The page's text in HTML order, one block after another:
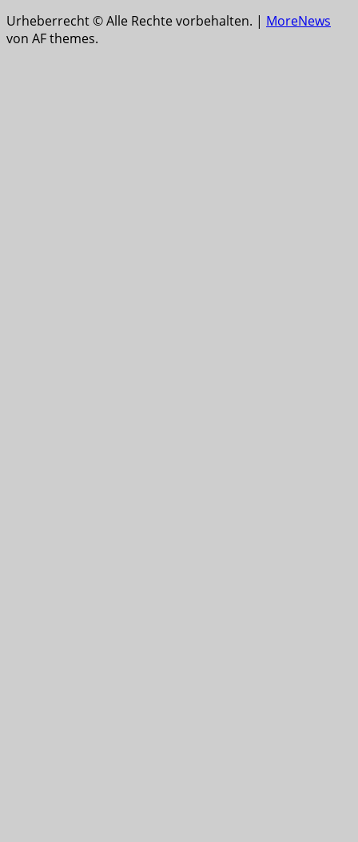
Urheberrecht © Alle Rechte vorbehalten. | MoreNews
von AF themes.